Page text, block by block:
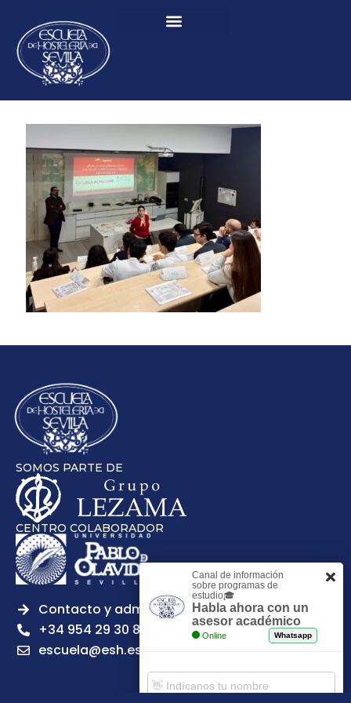
SOMOS PARTE DE
CENTRO COLABORADOR
Contacto y admisiones
+34 954 29 30 81
escuela@esh.es
Canal de información
sobre programas de
estudio🎓
Habla ahora con un
asesor académico
Online Whatsapp